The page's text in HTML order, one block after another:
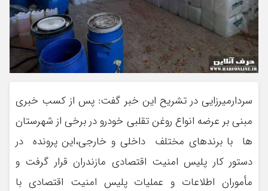
سردارمیرزایی در تشریح این خبر گفت: پس از کسب خبری
مبنی بر عرضه انواع روغن تقلبی خودرو در برخی از شهرستان
ها با برندهای مختلف داخلی و خارجی،این پرونده در
دستور کار پلیس امنیت اقتصادی مازندران قرار گرفت و
مأموران اطلاعات و عملیات پلیس امنیت اقتصادی با